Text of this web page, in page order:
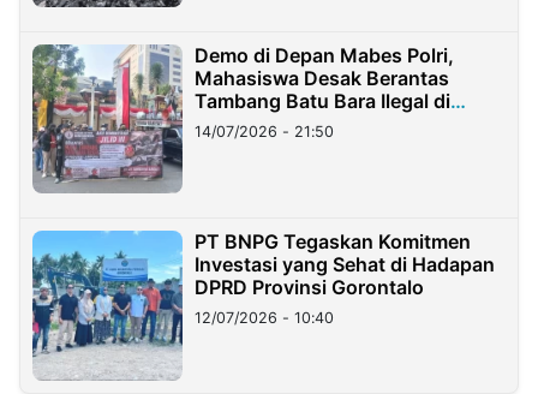
Demo di Depan Mabes Polri,
Mahasiswa Desak Berantas
Tambang Batu Bara Ilegal di
Lampung
14/07/2026 - 21:50
PT BNPG Tegaskan Komitmen
Investasi yang Sehat di Hadapan
DPRD Provinsi Gorontalo
12/07/2026 - 10:40